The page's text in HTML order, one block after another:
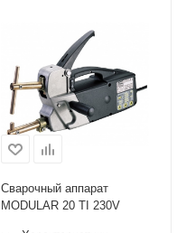
Сварочный аппарат
MODULAR 20 TI 230V